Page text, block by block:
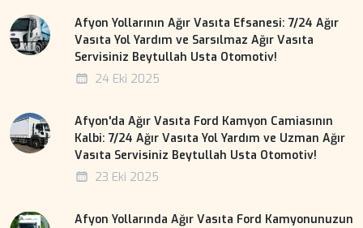
Afyon Yollarının Ağır Vasıta Efsanesi: 7/24 Ağır
Vasıta Yol Yardım ve Sarsılmaz Ağır Vasıta
Servisiniz Beytullah Usta Otomotiv!
24 Eki 2025
Afyon'da Ağır Vasıta Ford Kamyon Camiasının
Kalbi: 7/24 Ağır Vasıta Yol Yardım ve Uzman Ağır
Vasıta Servisiniz Beytullah Usta Otomotiv!
23 Eki 2025
Afyon Yollarında Ağır Vasıta Ford Kamyonunuzun